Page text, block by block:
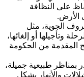
على النظافة
الأرض.
الجوية، مثل
وتأجيلها أو إلغائها،
المقدمة من الحكومة
بمناظر طبيعية جميلة،
والأنهار بشكل